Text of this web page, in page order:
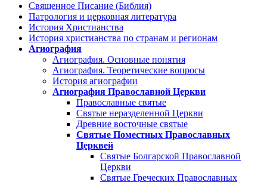
Священное Писание (Библия)
Патрология и церковная литература
История Христианства
История христианства по странам и регионам
Агиография
Агиография. Основные понятия
Агиография. Теоретические вопросы
История агиографии
Агиография Православной Церкви
Православные святые
Святые неразделенной Церкви
Древние восточные святые
Святые Поместных Православных
Церквей
Святые Болгарской Православной
Церкви
Святые Греческих Православных